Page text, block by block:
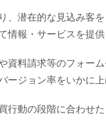
、潜在的な見込み客
情報・サービスを提
資料請求等のフォー
ジョン率をいかに上
行動の段階に合わせ